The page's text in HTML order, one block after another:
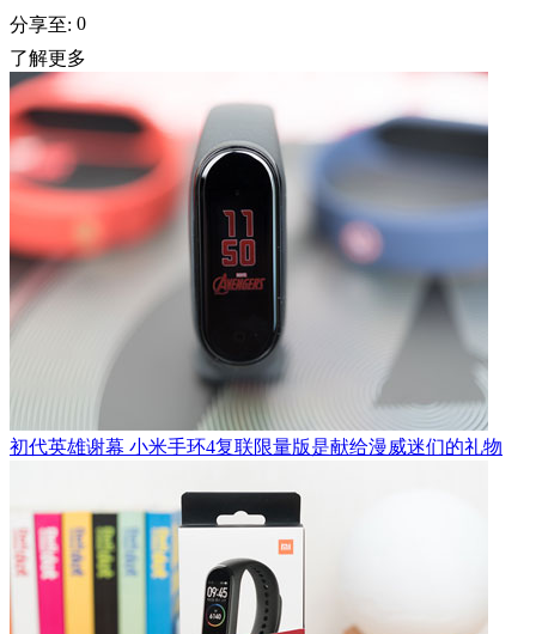
分享至: 0
了解更多
初代英雄谢幕 小米手环4复联限量版是献给漫威迷们的礼物